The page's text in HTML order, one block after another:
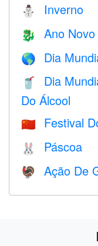
⛄ Inverno
🐉 Ano
🌎 Dia
🥤
Dia
Do Álcool
🇨🇳 Festival
🐰 Páscoa
🦃 Ação De